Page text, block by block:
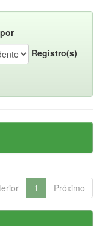
Registro(s)
1 Próximo